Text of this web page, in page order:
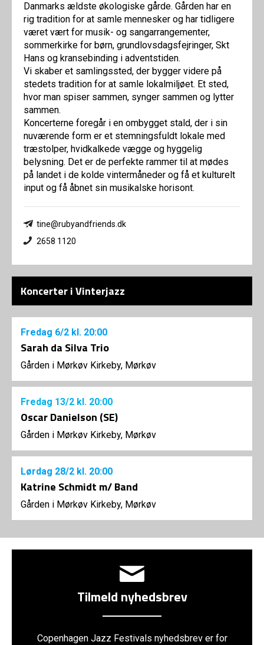
Danmarks ældste økologiske gårde. Gården har en
rig tradition for at samle mennesker og har tidligere
været vært for musik- og sangarrangementer,
sommerkirke for børn, grundlovsdagsfejringer, Skt
Hans og kransebinding i adventstiden.
Vi skaber et samlingssted, der bygger videre på
stedets tradition for at samle lokalmiljøet. Et sted,
hvor man spiser sammen, synger sammen og lytter
sammen.
Koncerterne foregår i en ombygget stald, der i sin
nuværende form er et stemningsfuldt lokale med
træstolper, hvidkalkede vægge og hyggelig
belysning. Det er de perfekte rammer til at mødes
på landet i de kolde vintermåneder og få et kulturelt
input og få åbnet sin musikalske horisont.
tine@rubyandfriends.dk
2658 1120
Koncerter i Vinterjazz
Fredag 6/2 kl. 20:00
Sarah da Silva Trio
Gården i Mørkøv Kirkeby, Mørkøv
Fredag 13/2 kl. 20:00
Oscar Danielson (SE)
Gården i Mørkøv Kirkeby, Mørkøv
Lørdag 28/2 kl. 20:00
Katrine Schmidt m/ Band
Gården i Mørkøv Kirkeby, Mørkøv
Tilmeld nyhedsbrev
Copenhagen Jazz Festivals nyhedsbrev er for